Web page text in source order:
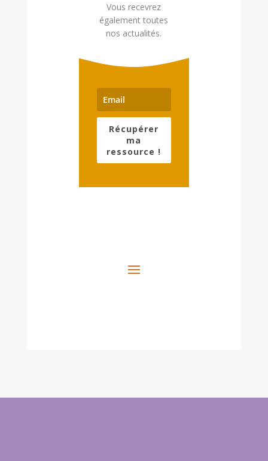
Vous recevrez
également toutes
nos actualités.
Récupérer
ma
ressource !